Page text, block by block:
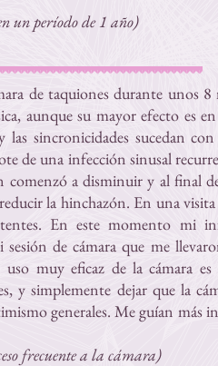
un período de 1 año)
de taquiones durante unos 8
aunque su mayor efecto es
sincronicidades sucedan
de una infección sinusal
a disminuir y al final
la hinchazón. En una
En este momento mi
de cámara que me
muy eficaz de la cámara
y simplemente dejar que la
generales. Me guían
frecuente a la cámara)